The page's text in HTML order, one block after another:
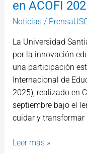
en ACOFI
Noticias/
La Universidad
por la innovación
una participación
Internacional de
2025), realizado en
septiembre bajo el
cuidar y transformar
Leer más »